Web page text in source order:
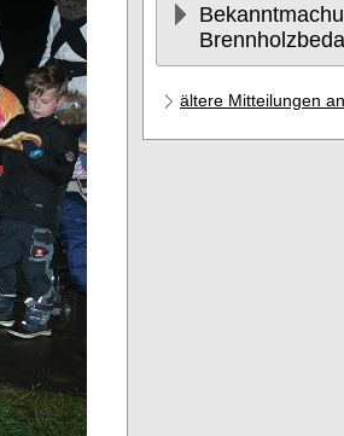
ältere Mitteilungen